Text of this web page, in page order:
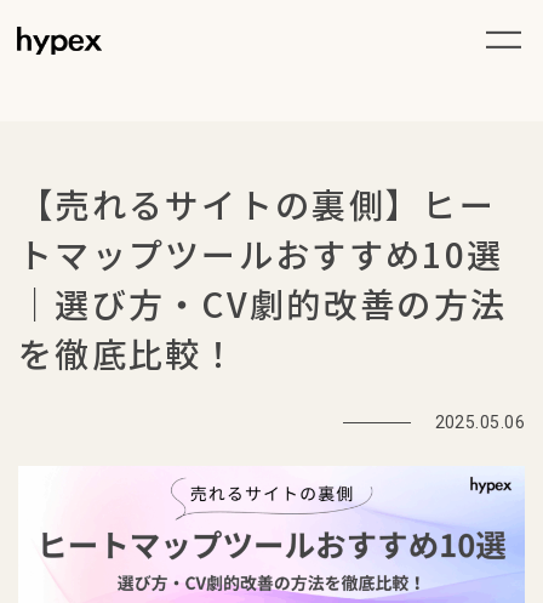
【売れるサイトの裏側】ヒー
トマップツールおすすめ10選
｜選び方・CV劇的改善の方法
を徹底比較！
2025.05.06